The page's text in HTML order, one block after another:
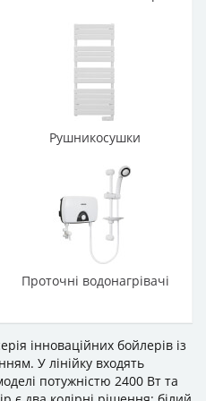
інноваційних бойлерів із
У лінійку входять
потужністю 2400 Вт та
Рушникосушки
Проточні водонагрівачі